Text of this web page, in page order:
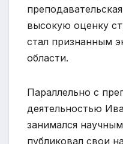
высокую оценку
стал признанным
области.
Параллельно с
деятельностью
занимался
публиковал свои